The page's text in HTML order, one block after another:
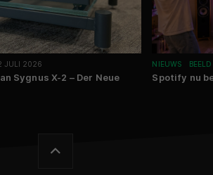
JULI 2026
Sygnus X-2 – Der Neue
NIEUWS BEELD
Spotify nu